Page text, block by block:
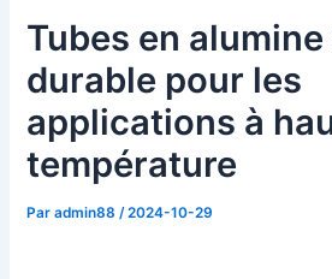
Tubes en
durable pour les
applications à
température
Paradmin88/2024-10-29